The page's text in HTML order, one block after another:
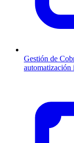
Gestión de